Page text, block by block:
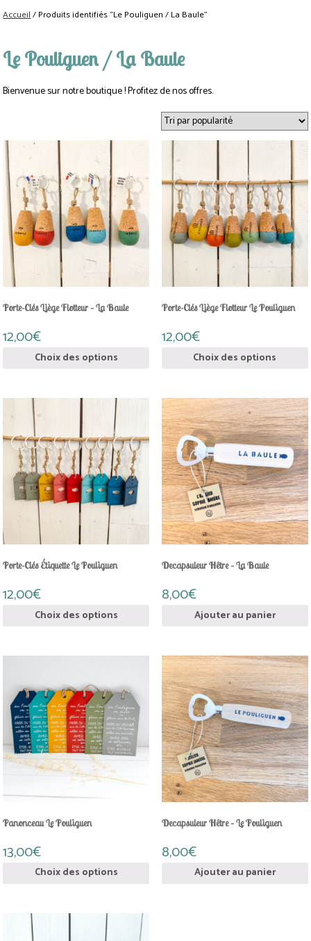
Accueil/ Produits identifiés “Le Pouliguen / La Baule”
Le Pouliguen / La Baule
Bienvenue sur notre boutique ! Profitez de nos offres.
Porte-Clés Liège Flotteur – La Baule
12,00€
Choix des options
Ce
produit
a
plusieurs
variations.
Les
options
peuvent
être
choisies
sur
la
page
produit
Porte-Clés Liège Flotteur Le Pouliguen
12,00€
Choix des options
produit
plusieurs
variations.
Les
options
peuvent
être
choisies
sur
la
page
produit
Porte-Clés Étiquette Le Pouliguen
12,00€
Choix des options
produit
plusieurs
variations.
Les
options
peuvent
sur
la
page
produit
Decapsuleur Hêtre – La Baule
8,00€
Ajouter au panier
Panonceau Le Pouliguen
13,00€
Choix des options
plusieurs
variations.
Les
options
peuvent
être
sur
page
produit
Decapsuleur Hêtre – Le Pouliguen
8,00€
Ajouter au panier
produit